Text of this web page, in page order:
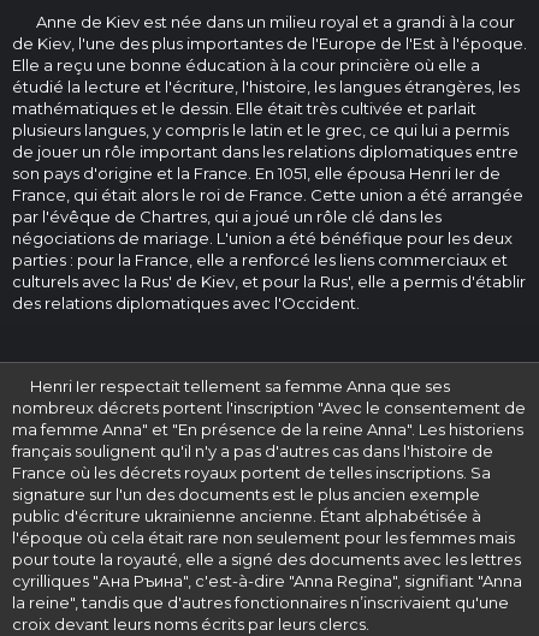
Anne de Kiev est née dans un milieu royal et a grandi à la cour
de Kiev, l'une des plus importantes de l'Europe de l'Est à l'époque.
Elle a reçu une bonne éducation à la cour princière où elle a
étudié la lecture et l'écriture, l'histoire, les langues étrangères, les
mathématiques et le dessin. Elle était très cultivée et parlait
plusieurs langues, y compris le latin et le grec, ce qui lui a permis
de jouer un rôle important dans les relations diplomatiques entre
son pays d'origine et la France. En 1051, elle épousa Henri Ier de
France, qui était alors le roi de France. Cette union a été arrangée
par l'évêque de Chartres, qui a joué un rôle clé dans les
négociations de mariage. L'union a été bénéfique pour les deux
parties : pour la France, elle a renforcé les liens commerciaux et
culturels avec la Rus' de Kiev, et pour la Rus', elle a permis d'établir
des relations diplomatiques avec l'Occident.
Henri Ier respectait tellement sa femme Anna que ses
nombreux décrets portent l'inscription "Avec le consentement de
ma femme Anna" et "En présence de la reine Anna". Les historiens
français soulignent qu'il n'y a pas d'autres cas dans l'histoire de
France où les décrets royaux portent de telles inscriptions. Sa
signature sur l'un des documents est le plus ancien exemple
public d'écriture ukrainienne ancienne. Étant alphabétisée à
l'époque où cela était rare non seulement pour les femmes mais
pour toute la royauté, elle a signé des documents avec les lettres
cyrilliques "Ана Ръина", c'est-à-dire "Anna Regina", signifiant "Anna
la reine", tandis que d'autres fonctionnaires n’inscrivaient qu'une
croix devant leurs noms écrits par leurs clercs.